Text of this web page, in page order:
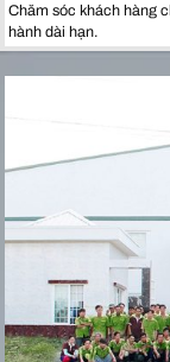
Chăm sóc khách hàng
hành dài hạn.